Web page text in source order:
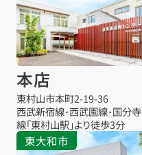
本店
東村山市本町2-19-36
西武新宿線･西武園線･国分寺
線「東村山駅」より徒歩3分
東大和市